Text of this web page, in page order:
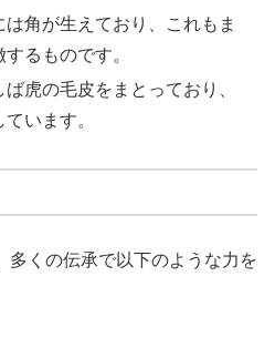
は角が生えており、これもま
るものです。
ば虎の毛皮をまとっており、
います。
多くの伝承で以下のような力を